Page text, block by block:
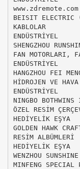
www.zdremote.com
BEISIT ELECTRIC
KABLOLAR
ENDÜSTRİYEL
SHENGZHOU
FAN MOTORLARI,
ENDÜSTRİYEL
HANGZHOU FEI
HİDROJEN VE
ENDÜSTRİYEL
NINGBO
ÖZEL RESİM
HEDİYELİK EŞYA
GOLDEN HAWK
RESİM ALBÜMLERİ
HEDİYELİK EŞYA
WENZHOU
MINFENG SPECIAL